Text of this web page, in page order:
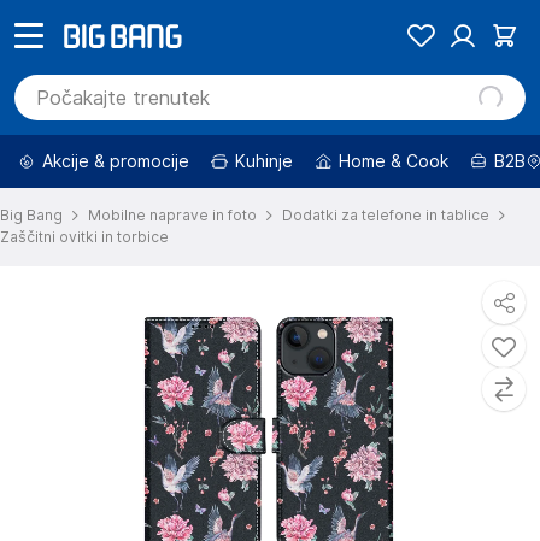
Akcije & promocije Kuhinje Home & Cook B2B
Big Bang Mobilne naprave in foto
Dodatki za telefone in tablice
Zaščitni ovitki in torbice